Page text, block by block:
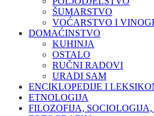
ŠUMARSTVO
VOĆARSTVO I
DOMAĆINSTVO
KUHINJA
OSTALO
RUČNI RADOVI
URADI SAM
ENCIKLOPEDIJE I
ETNOLOGIJA
FILOZOFIJA,